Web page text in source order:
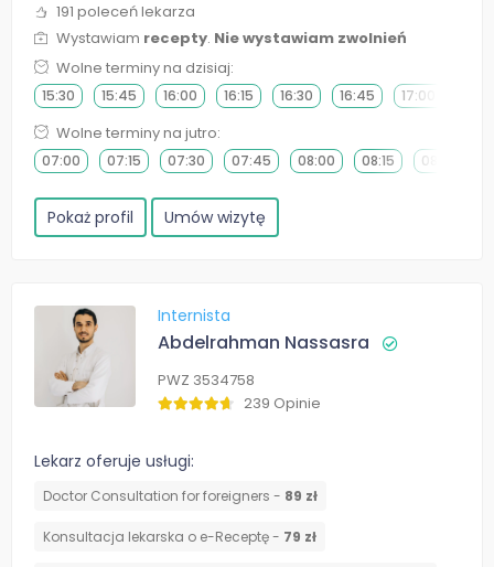
191 poleceń lekarza
Wystawiam recepty. Nie wystawiam zwolnień
Wolne terminy na dzisiaj:
15:30 15:45 16:00 16:15 16:30 16:45 17:00
Wolne terminy na jutro:
07:00 07:15 07:30 07:45 08:00 08:15 08:30
Pokaż profil Umów wizytę
Internista
Abdelrahman Nassasra
PWZ 3534758
239 Opinie
Lekarz oferuje usługi:
Doctor Consultation for foreigners - 89 zł
Konsultacja lekarska o e-Receptę - 79 zł